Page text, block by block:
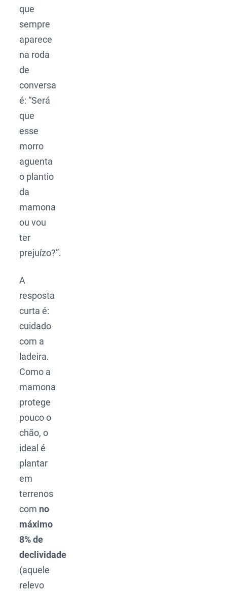
que
sempre
aparece
na roda
de
conversa
é: “Será
que
esse
morro
aguenta
o plantio
da
mamona
ou vou
ter
prejuízo?”.
A
resposta
curta é:
cuidado
com a
ladeira.
Como a
mamona
protege
pouco o
chão, o
ideal é
plantar
em
terrenos
com no
máximo
8% de
declividade
(aquele
relevo